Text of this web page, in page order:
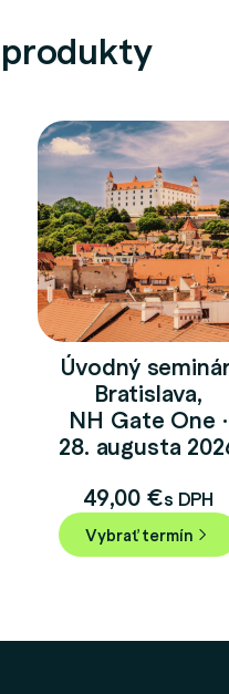
Úvodný
Bratislava,
NH Gate One ·
28. augusta
49,00 €s DPH
Vybrať termín